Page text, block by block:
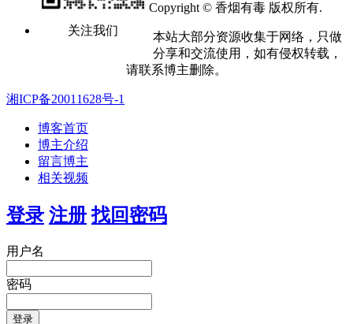
关注我们
Copyright © 香烟有毒 版权所有.
本站大部分资源收集于网络，只做
分享和交流使用，如有侵权转载，
请联系博主删除。
湘ICP备20011628号-1
博客首页
博主介绍
留言博主
相关视频
登录 注册 找回密码
用户名
密码